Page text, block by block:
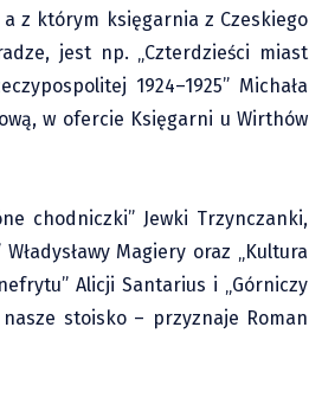
z którym księgarnia z Czeskiego
jest np. „Czterdzieści miast
1924–1925” Michała
w ofercie Księgarni u Wirthów
chodniczki” Jewki Trzynczanki,
Magiery oraz „Kultura
Alicji Santarius i „Górniczy
stoisko – przyznaje Roman